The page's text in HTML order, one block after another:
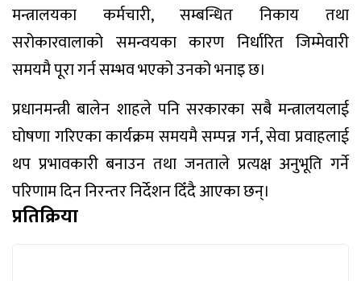
मन्त्रालयका कर्मचारी, सम्बन्धित निकाय तथा
सरोकारवालाको समन्वयका कारण निर्धारित जिम्मेवारी
समयमै पूरा गर्न सम्भव भएको उनको भनाइ छ।
प्रधानमन्त्री बालेन शाहले पनि सरकारका सबै मन्त्रालयलाई
घोषणा गरिएका कार्यक्रम समयमै सम्पन्न गर्न, सेवा प्रवाहलाई
थप प्रभावकारी बनाउन तथा जनताले प्रत्यक्ष अनुभूति गर्ने
परिणाम दिन निरन्तर निर्देशन दिँदै आएका छन्।
प्रतिक्रिया